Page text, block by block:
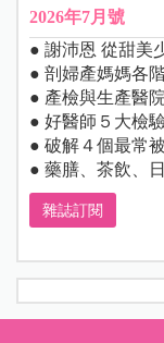
2026年7月號
● 謝沛恩 從甜美
● 剖婦產媽媽各
● 產檢與生產醫
● 好醫師５大檢
● 破解４個最常
● 藥膳、茶飲、
雜誌訂閱